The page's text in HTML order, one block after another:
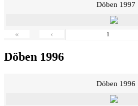
Döben 1997
« ‹
Döben 1996
Döben 1996